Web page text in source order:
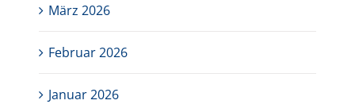
März 2026
Februar 2026
Januar 2026